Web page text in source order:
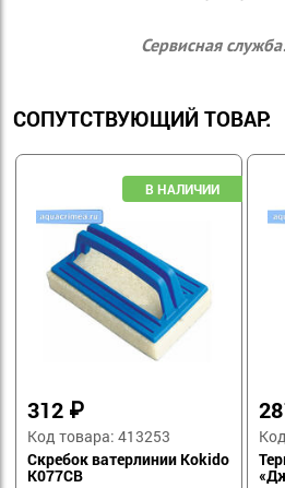
Сервисная
СОПУТСТВУЮЩИЙ ТОВАР:
312 ₽
Код товара: 413253
Скребок ватерлинии Kokido
K077CB